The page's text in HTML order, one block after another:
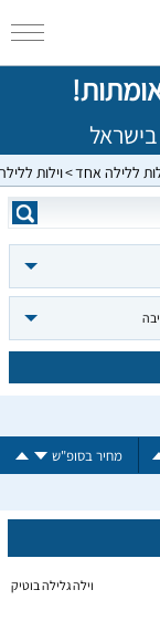
ללילה אחד וילות
מחיר בסופ"ש
וילה גלילה בוטיק